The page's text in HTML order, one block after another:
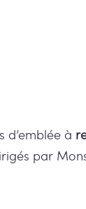
à
par